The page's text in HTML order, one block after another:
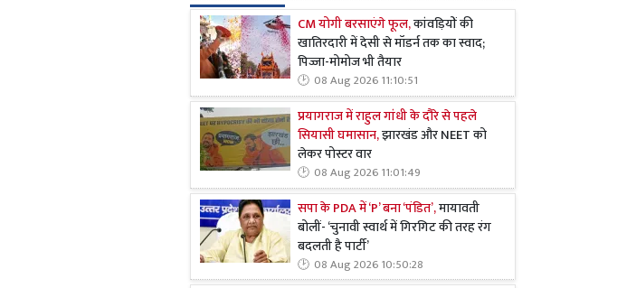
CM योगी बरसाएंगे फूल,कांवड़ियों की
खातिरदारी में देसी से मॉडर्न तक का स्वाद;
पिज्जा-मोमोज भी तैयार
08 Aug 2026 11:10:51
प्रयागराज में राहुल गांधी के दौरे से पहले
सियासी घमासान,झारखंड और NEET को
लेकर पोस्टर वार
08 Aug 2026 11:01:49
सपा के PDA में ‘P’ बना ‘पंडित’,मायावती
बोलीं- ‘चुनावी स्वार्थ में गिरगिट की तरह रंग
बदलती है पार्टी’
08 Aug 2026 10:50:28